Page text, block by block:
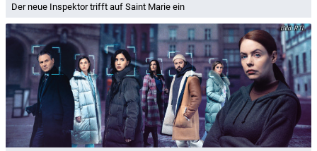
Der neue Inspektor trifft auf Saint Marie ein
RTL